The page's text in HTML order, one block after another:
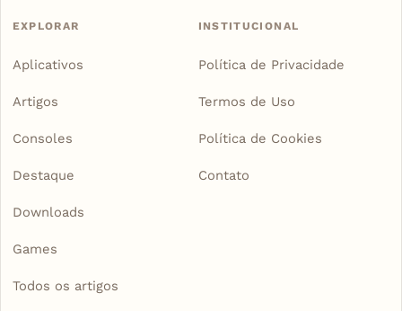
EXPLORAR
Aplicativos
Artigos
Consoles
Destaque
Downloads
Games
Todos os artigos
INSTITUCIONAL
Política de Privacidade
Termos de Uso
Política de Cookies
Contato